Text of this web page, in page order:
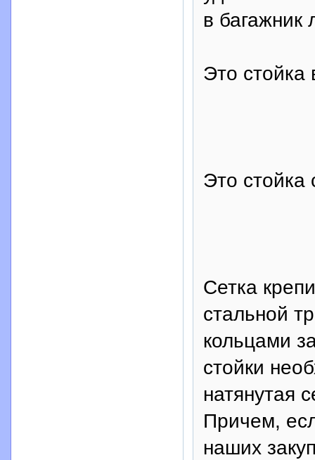
в багажник
Это стойка
Это стойка
Сетка
стальной
кольцами
стойки
натянутая
Причем,
наших